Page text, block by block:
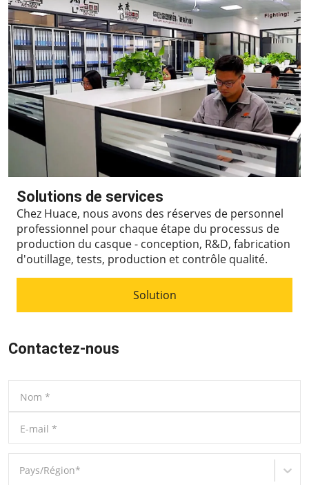
Solutions de services
Chez Huace, nous avons des réserves de personnel
professionnel pour chaque étape du processus de
production du casque - conception, R&D, fabrication
d'outillage, tests, production et contrôle qualité.
Solution
Contactez-nous
Nom *
E-mail *
Pays/Région*